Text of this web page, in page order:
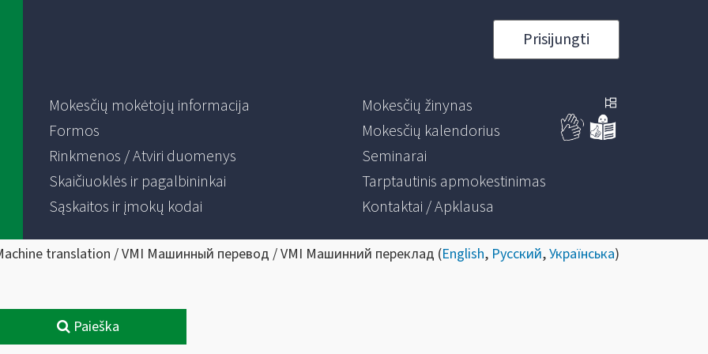
Prisijungti
Mokesčių mokėtojų informacija
Formos
Rinkmenos / Atviri duomenys
Skaičiuoklės ir pagalbininkai
Sąskaitos ir įmokų kodai
Mokesčių žinynas
Mokesčių kalendorius
Seminarai
Tarptautinis apmokestinimas
Kontaktai / Apklausa
translation / VMI Машинный перевод / VMI Машинний переклад (English, Русский,Українська)
Paieška